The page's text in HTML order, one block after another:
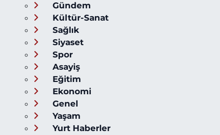
Gündem
Kültür-Sanat
Sağlık
Siyaset
Spor
Asayiş
Eğitim
Ekonomi
Genel
Yaşam
Yurt Haberler